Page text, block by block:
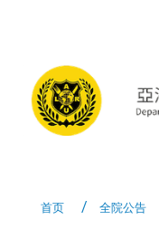
首页 全院公告